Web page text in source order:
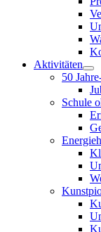
Aktivitäten
50
Schule